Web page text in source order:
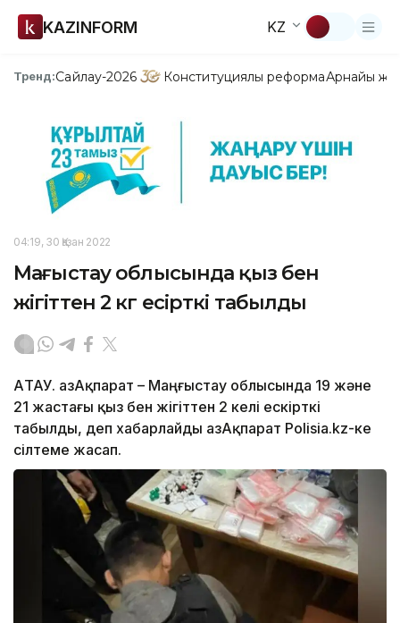
KAZINFORM KZ
Тренд:Сайлау-2026 Конституциялық реформаАрнайы
04:19, 30 Қазан 2022
Маңғыстау облысында қыз бен
жігіттен 2 кг есірткі табылды
АҚТАУ. ҚазАқпарат – Маңғыстау облысында 19 және
21 жастағы қыз бен жігіттен 2 келі ескірткі
табылды, деп хабарлайды ҚазАқпарат Рolisia.kz-ке
сілтеме жасап.